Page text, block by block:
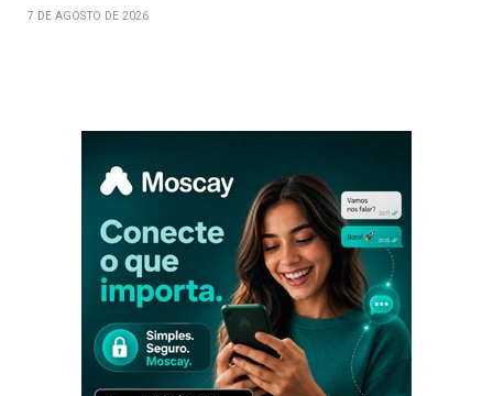
7 DE AGOSTO DE 2026